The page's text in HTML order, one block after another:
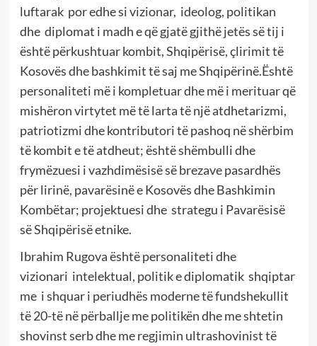
luftarak por edhe si vizionar, ideolog, politikan
dhe diplomat i madh e që gjatë gjithë jetës së tij i
është përkushtuar kombit, Shqipërisë, çlirimit të
Kosovës dhe bashkimit të saj me Shqipërinë.Është
personaliteti më i kompletuar dhe më i merituar që
mishëron virtytet më të larta të një atdhetarizmi,
patriotizmi dhe kontributori të pashoq në shërbim
të kombit e të atdheut; është shëmbulli dhe
frymëzuesi i vazhdimësisë së brezave pasardhës
për lirinë, pavarësinë e Kosovës dhe Bashkimin
Kombëtar; projektuesi dhe strategu i Pavarësisë
së Shqipërisë etnike.
Ibrahim Rugova është personaliteti dhe
vizionari intelektual, politik e diplomatik shqiptar
me i shquar i periudhës moderne të fundshekullit
të 20-të në përballje me politikën dhe me shtetin
shovinst serb dhe me regjimin ultrashovinist të